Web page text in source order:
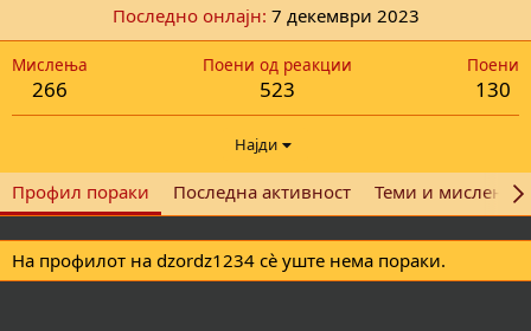
Последно онлајн 7 декември 2023
Мислења
266
Поени од реакции
523
Поени
130
Најди
Профил пораки Последна активност Теми и мислења
На профилот на dzordz1234 сè уште нема пораки.